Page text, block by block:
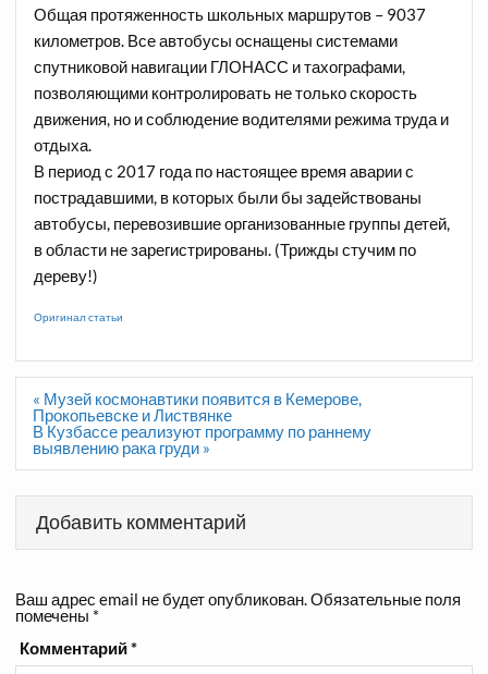
Общая протяженность школьных маршрутов – 9037
километров. Все автобусы оснащены системами
спутниковой навигации ГЛОНАСС и тахографами,
позволяющими контролировать не только скорость
движения, но и соблюдение водителями режима труда и
отдыха.
В период с 2017 года по настоящее время аварии с
пострадавшими, в которых были бы задействованы
автобусы, перевозившие организованные группы детей,
в области не зарегистрированы. (Трижды стучим по
дереву!)
Оригинал статьи
Навигация
по
записям
« Музей космонавтики появится в Кемерове,
Прокопьевске и Листвянке
В Кузбассе реализуют программу по раннему
выявлению рака груди »
Добавить комментарий
Ваш адрес email не будет опубликован.Обязательные поля
помечены *
Комментарий*